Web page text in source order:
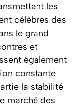
les
célèbres des
le grand
et
également
constante
la stabilité
marché des